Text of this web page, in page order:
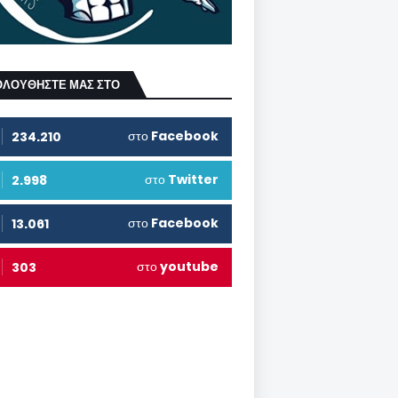
ΜΑΣ ΣΤΟ
234.210 στο Facebook
2.998 στο Twitter
13.061 στο Facebook
303 στοyoutube